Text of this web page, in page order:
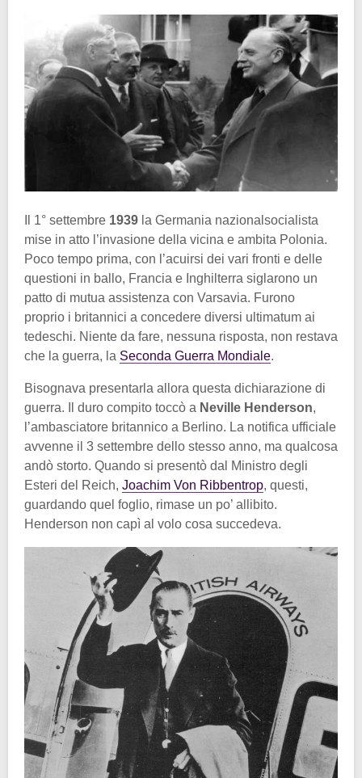
Il 1° settembre 1939 la Germania nazionalsocialista
mise in atto l’invasione della vicina e ambita Polonia.
Poco tempo prima, con l’acuirsi dei vari fronti e delle
questioni in ballo, Francia e Inghilterra siglarono un
patto di mutua assistenza con Varsavia. Furono
proprio i britannici a concedere diversi ultimatum ai
tedeschi. Niente da fare, nessuna risposta, non restava
che la guerra, la Seconda Guerra Mondiale.
Bisognava presentarla allora questa dichiarazione di
guerra. Il duro compito toccò a Neville Henderson,
l’ambasciatore britannico a Berlino. La notifica ufficiale
avvenne il 3 settembre dello stesso anno, ma qualcosa
andò storto. Quando si presentò dal Ministro degli
Esteri del Reich, Joachim Von Ribbentrop, questi,
guardando quel foglio, rimase un po’ allibito.
Henderson non capì al volo cosa succedeva.